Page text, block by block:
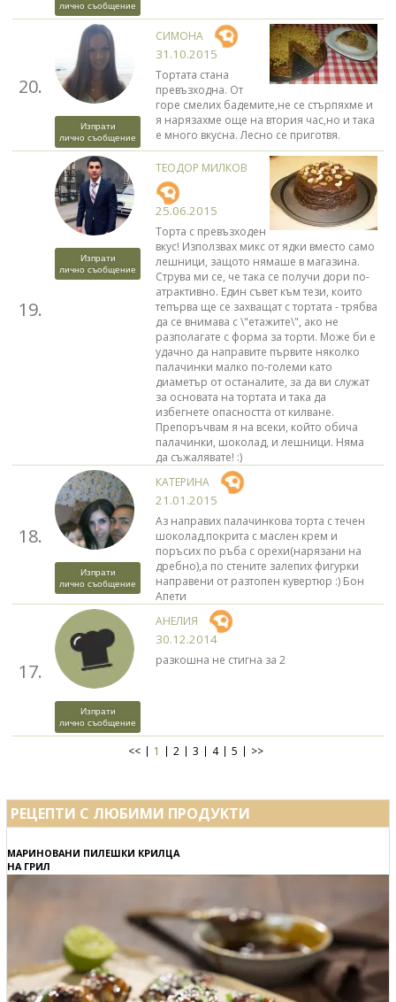
лично съобщение
20.
Изпрати
лично съобщение
СИМОНА
31.10.2015
Тортата стана
превъзходна. От
горе смелих бадемите,не се стърпяхме и
я нарязахме още на втория час,но и така
е много вкусна. Лесно се приготвя.
19.
Изпрати
лично съобщение
ТЕОДОР МИЛКОВ
25.06.2015
Торта с превъзходен
вкус! Използвах микс от ядки вместо само
лешници, защото нямаше в магазина.
Струва ми се, че така се получи дори по-
атрактивно. Един съвет към тези, които
тепърва ще се захващат с тортата - трябва
да се внимава с \"етажите\", ако не
разполагате с форма за торти. Може би е
удачно да направите първите няколко
палачинки малко по-големи като
диаметър от останалите, за да ви служат
за основата на тортата и така да
избегнете опасността от килване.
Препоръчвам я на всеки, който обича
палачинки, шоколад, и лешници. Няма
да съжалявате! :)
18.
Изпрати
лично съобщение
КАТЕРИНА
21.01.2015
Аз направих палачинкова торта с течен
шоколад,покрита с маслен крем и
поръсих по ръба с орехи(нарязани на
дребно),а по стените залепих фигурки
направени от разтопен кувертюр :) Бон
Апети
17.
Изпрати
лично съобщение
АНЕЛИЯ
30.12.2014
разкошна не стигна за 2
<< 1 2 3 4 5 >>
РЕЦЕПТИ С ЛЮБИМИ ПРОДУКТИ
МАРИНОВАНИ ПИЛЕШКИ КРИЛЦА
НА ГРИЛ